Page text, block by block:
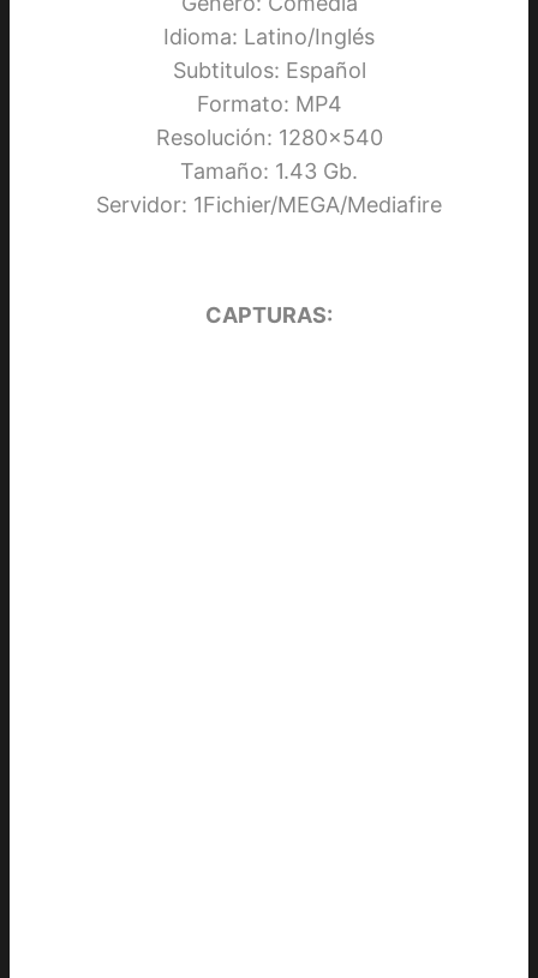
Idioma: Latino/Inglés
Subtitulos: Español
Formato: MP4
Resolución: 1280×540
Tamaño: 1.43 Gb.
Servidor: 1Fichier/MEGA/Mediafire
CAPTURAS: